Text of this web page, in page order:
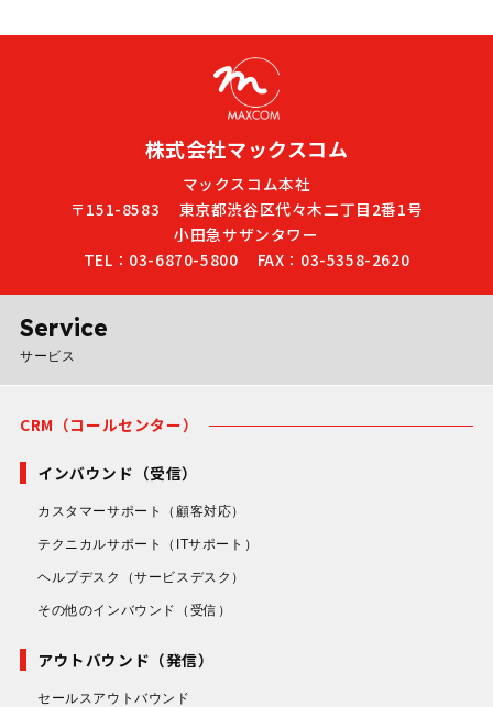
株式会社マックスコム
マックスコム本社
〒151-8583
東京都渋谷区代々木二丁目2番1号
小田急サザンタワー
TEL：03-6870-5800
FAX：03-5358-2620
Service
サービス
CRM（コールセンター）
インバウンド（受信）
カスタマーサポート （顧客対応）
テクニカルサポート （ITサポート）
ヘルプデスク （サービスデスク）
その他のインバウンド （受信）
アウトバウンド（発信）
セールスアウトバウンド